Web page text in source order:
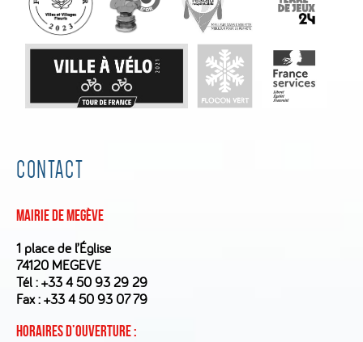
CONTACT
Mairie de Megève
1 place de l’Église
74120 MEGEVE
Tél :+33 4 50 93 29 29
Fax : +33 4 50 93 07 79
Horaires d’ouverture :